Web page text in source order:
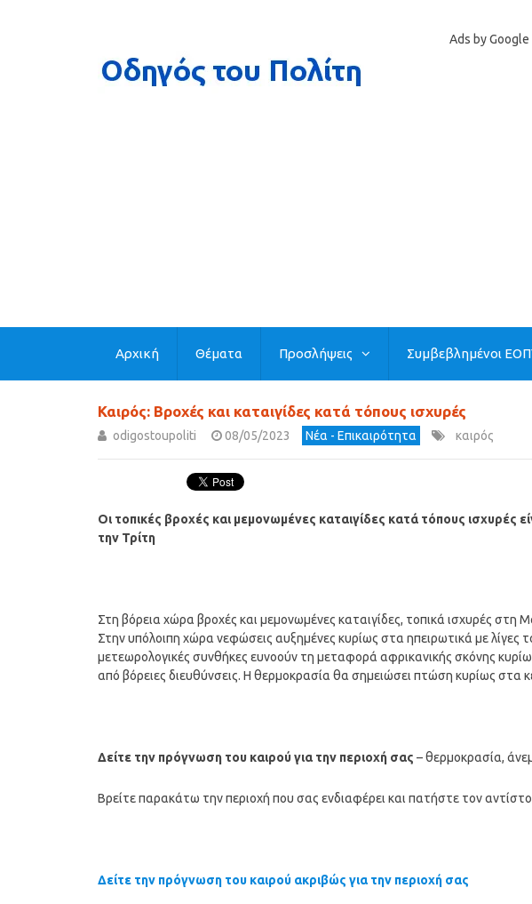
Ads by Google
Αρχική Θέματα Προσλήψεις Συμβεβλημένοι
Καιρός: Βροχές και καταιγίδες κατά τόπους ισχυρές
odigostoupoliti 08/05/2023 Νέα - Επικαιρότητα καιρός
Οι τοπικές βροχές και μεμονωμένες καταιγίδες κατά τόπους ισχυρές
την Τρίτη
Στη βόρεια χώρα βροχές και μεμονωμένες καταιγίδες, τοπικά ισχυρές
Στην υπόλοιπη χώρα νεφώσεις αυξημένες κυρίως στα ηπειρωτικά με λίγες
μετεωρολογικές συνθήκες ευνοούν τη μεταφορά αφρικανικής σκόνης
από βόρειες διευθύνσεις. Η θερμοκρασία θα σημειώσει πτώση κυρίως στα
Δείτε την πρόγνωση του καιρού για την περιοχή σας – θερμοκρασία,
Βρείτε παρακάτω την περιοχή που σας ενδιαφέρει και πατήστε τον
Δείτε την πρόγνωση του καιρού ακριβώς για την περιοχή σας